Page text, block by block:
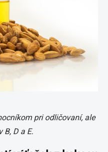
pri odličovaní, ale
D a E.